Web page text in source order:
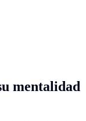
mentalidad